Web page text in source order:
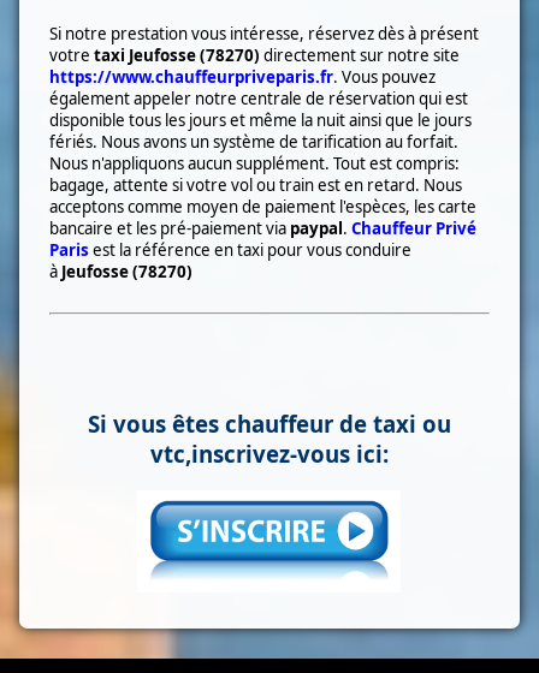
Si notre prestation vous intéresse, réservez dès à présent
votretaxi Jeufosse (78270) directement sur notre site
https://www.chauffeurpriveparis.fr. Vous pouvez
également appeler notre centrale de réservation qui est
disponible tous les jours et même la nuit ainsi que le jours
fériés. Nous avons un système de tarification au forfait.
Nous n'appliquons aucun supplément. Tout est compris:
bagage, attente si votre vol ou train est en retard. Nous
acceptons comme moyen de paiement l'espèces, les carte
bancaire et les pré-paiement via paypal.Chauffeur Privé
Parisest la référence en taxi pour vous conduire
à Jeufosse (78270)
Si vous êtes chauffeur de taxi ou
vtc,inscrivez-vous ici: